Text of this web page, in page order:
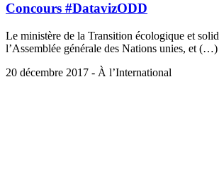
Concours #DatavizODD
Le ministère de la Transition écologique et
l’Assemblée générale des Nations unies, et (…)
20 décembre 2017 - À l’International